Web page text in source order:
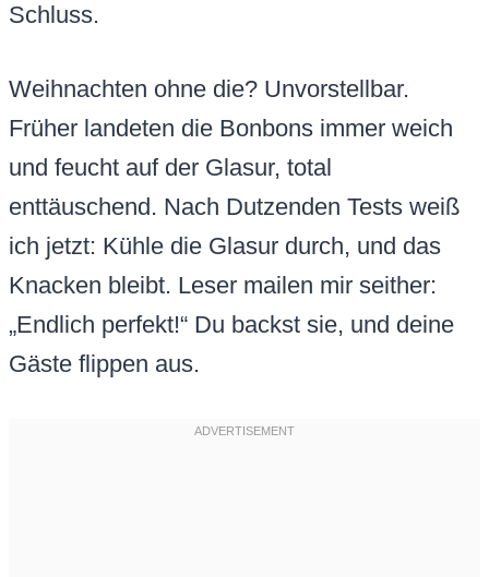
Schluss.
Weihnachten ohne die? Unvorstellbar.
Früher landeten die Bonbons immer weich
und feucht auf der Glasur, total
enttäuschend. Nach Dutzenden Tests weiß
ich jetzt: Kühle die Glasur durch, und das
Knacken bleibt. Leser mailen mir seither:
„Endlich perfekt!“ Du backst sie, und deine
Gäste flippen aus.